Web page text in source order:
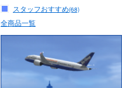
スタッフおすすめ(68)
全商品一覧